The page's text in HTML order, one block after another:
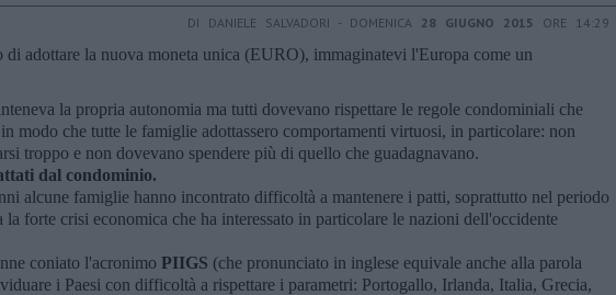
DI DANIELE SALVADORI - DOMENICA 28 GIUGNO 2015 ORE 14:29
di adottare la nuova moneta unica (EURO), immaginatevi l'Europa come un
la propria autonomia ma tutti dovevano rispettare le regole condominiali che
modo che tutte le famiglie adottassero comportamenti virtuosi, in particolare: non
troppo e non dovevano spendere più di quello che guadagnavano.
dal condominio.
alcune famiglie hanno incontrato difficoltà a mantenere i patti, soprattutto nel periodo
la forte crisi economica che ha interessato in particolare le nazioni dell'occidente
coniato l'acronimo PIIGS (che pronunciato in inglese equivale anche alla parola
i Paesi con difficoltà a rispettare i parametri: Portogallo, Irlanda, Italia, Grecia,